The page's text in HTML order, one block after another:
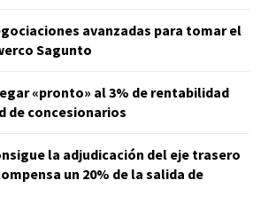
avanzadas para tomar el
Sagunto
«pronto» al 3% de rentabilidad
de concesionarios
la adjudicación del eje trasero
un 20% de la salida de